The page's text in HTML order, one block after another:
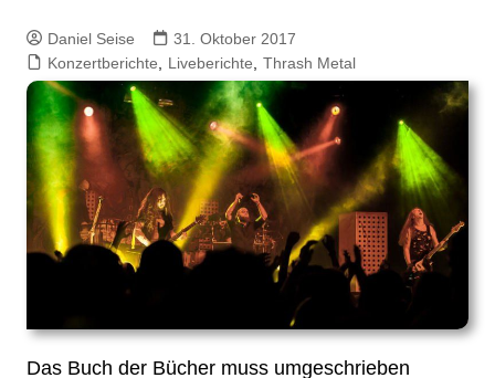
Daniel Seise
31. Oktober 2017
Konzertberichte
Liveberichte Thrash Metal
Das Buch der Bücher muss umgeschrieben